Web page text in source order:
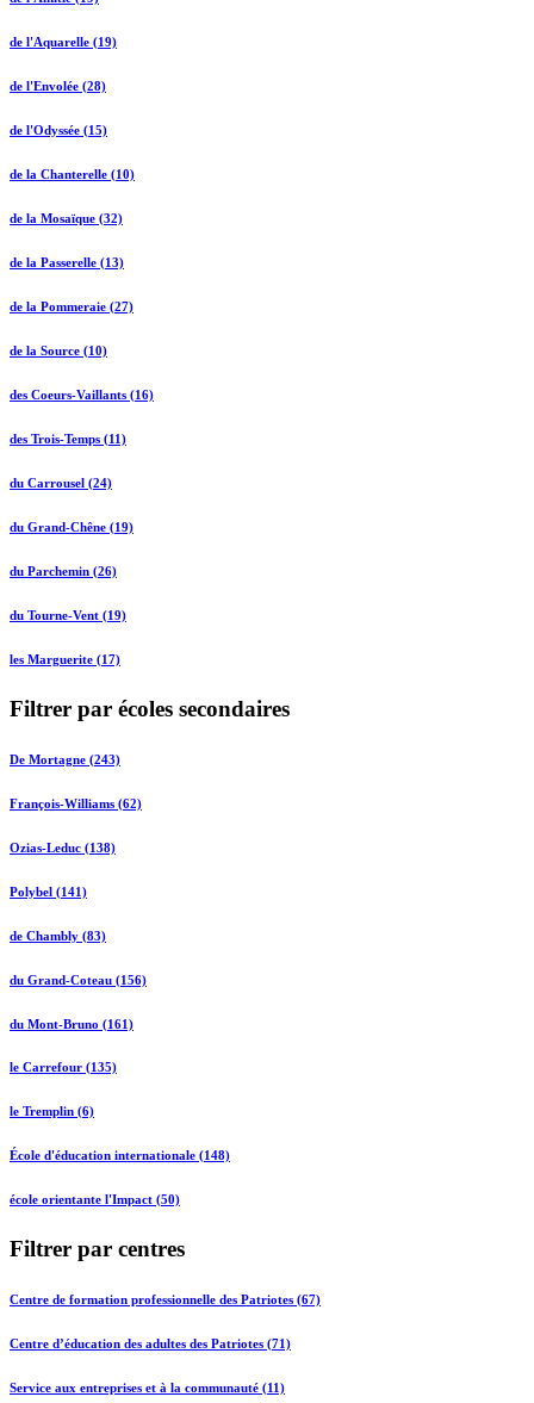
de l'Aquarelle (19)
de l'Envolée (28)
de l'Odyssée (15)
de la Chanterelle (10)
de la Mosaïque (32)
de la Passerelle (13)
de la Pommeraie (27)
de la Source (10)
des Coeurs-Vaillants (16)
des Trois-Temps (11)
du Carrousel (24)
du Grand-Chêne (19)
du Parchemin (26)
du Tourne-Vent (19)
les Marguerite (17)
Filtrer par écoles secondaires
De Mortagne (243)
François-Williams (62)
Ozias-Leduc (138)
Polybel (141)
de Chambly (83)
du Grand-Coteau (156)
du Mont-Bruno (161)
le Carrefour (135)
le Tremplin (6)
École d'éducation internationale (148)
école orientante l'Impact (50)
Filtrer par centres
Centre de formation professionnelle des Patriotes (67)
Centre d’éducation des adultes des Patriotes (71)
Service aux entreprises et à la communauté (11)